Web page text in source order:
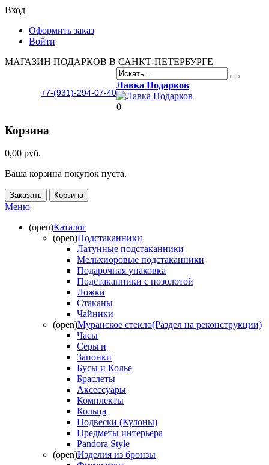
Вход
Оформить заказ
Войти
МАГАЗИН ПОДАРКОВ В САНКТ-ПЕТЕРБУРГЕ
+7-(931)-294-07-40
Лавка Подарков
0
Корзина
0,00 руб.
Ваша корзина покупок пуста.
Заказать Корзина
Меню
(open)Каталог
(open)Подстаканники
Латунные подстаканники
Мельхиоровые подстаканники
Подарочная упаковка
Подстаканники с позолотой
Ложки
Стаканы
Чайники
(open)Муранское стекло(Раздел на реконструкции)
Часы
Серьги
Запонки
Бусы и Колье
Браслеты
Аксессуары
Комплекты
Кольца
Подвески (Кулоны)
Предметы интерьера
Pandora Style
(open)Изделия из бронзы